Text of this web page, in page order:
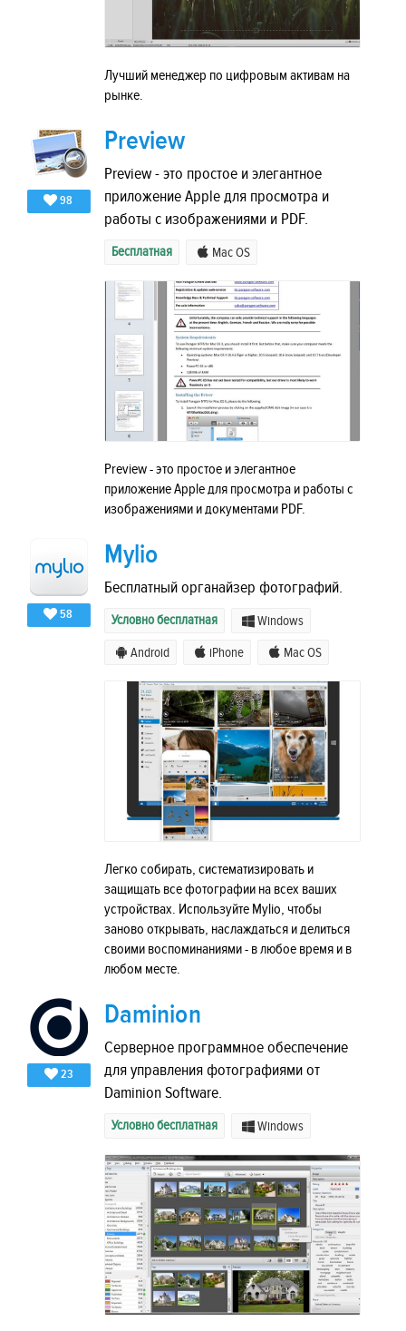
Лучший менеджер по цифровым активам на
рынке.
98
Preview
Preview - это простое и элегантное
приложение Apple для просмотра и
работы с изображениями и PDF.
Бесплатная Mac OS
Preview - это простое и элегантное
приложение Apple для просмотра и работы с
изображениями и документами PDF.
58
Mylio
Бесплатный органайзер фотографий.
Условно бесплатная Windows
Android iPhone Mac OS
Легко собирать, систематизировать и
защищать все фотографии на всех ваших
устройствах. Используйте Mylio, чтобы
заново открывать, наслаждаться и делиться
своими воспоминаниями - в любое время и в
любом месте.
23
Daminion
Серверное программное обеспечение
для управления фотографиями от
Daminion Software.
Условно бесплатная Windows